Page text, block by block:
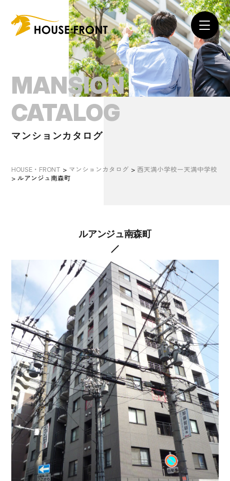
MANSION
CATALOG
マンションカタログ
HOUSE・FRONT > マンションカタログ >西天満小学校ー天満中学校
>ルアンジュ南森町
ルアンジュ南森町